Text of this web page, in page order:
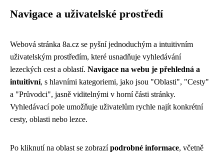
Navigace a uživatelské prostředí
Webová stránka 8a.cz se pyšní jednoduchým a intuitivním
uživatelským prostředím, které usnadňuje vyhledávání
lezeckých cest a oblastí. Navigace na webu je přehledná a
intuitivní, s hlavními kategoriemi, jako jsou "Oblasti", "Cesty"
a "Průvodci", jasně viditelnými v horní části stránky.
Vyhledávací pole umožňuje uživatelům rychle najít konkrétní
cesty, oblasti nebo lezce.
Po kliknutí na oblast se zobrazípodrobné informace, včetně